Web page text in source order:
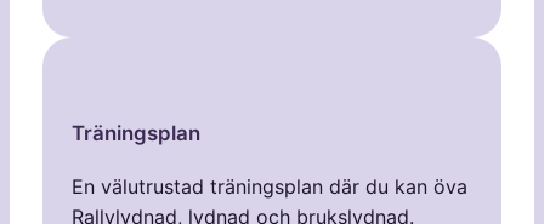
Träningsplan
En välutrustad träningsplan där du kan öva
Rallylydnad, lydnad och brukslydnad.